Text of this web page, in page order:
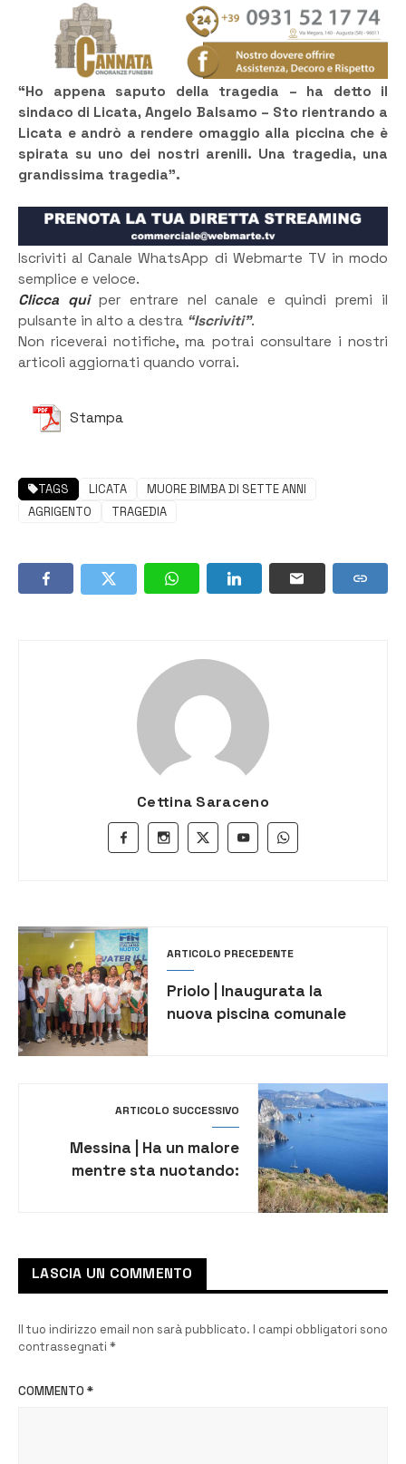
“Ho appena saputo della tragedia – ha detto il
sindaco di Licata, Angelo Balsamo – Sto rientrando a
Licata e andrò a rendere omaggio alla piccina che è
spirata su uno dei nostri arenili. Una tragedia, una
grandissima tragedia”.
Iscriviti al Canale WhatsApp di Webmarte TV in modo
semplice e veloce.
Clicca quiper entrare nel canale e quindi premi il
pulsante in alto a destra “Iscriviti”.
Non riceverai notifiche, ma potrai consultare i nostri
articoli aggiornati quando vorrai.
Stampa
TAGS LICATA
MUORE BIMBA DI SETTE ANNI
AGRIGENTO
TRAGEDIA
Cettina Saraceno
ARTICOLO PRECEDENTE
Priolo | Inaugurata la
nuova piscina comunale
ARTICOLO SUCCESSIVO
Messina | Ha un malore
mentre sta nuotando:
LASCIA UN COMMENTO
Il tuo indirizzo email non sarà pubblicato. I campi obbligatori sono
contrassegnati *
COMMENTO *